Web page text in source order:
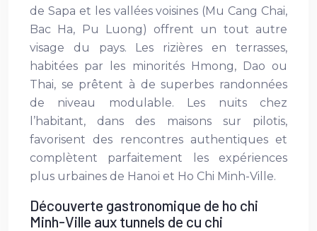
de Sapa et les vallées voisines (Mu Cang Chai,
Bac Ha, Pu Luong) offrent un tout autre
visage du pays. Les rizières en terrasses,
habitées par les minorités Hmong, Dao ou
Thai, se prêtent à de superbes randonnées
de niveau modulable. Les nuits chez
l’habitant, dans des maisons sur pilotis,
favorisent des rencontres authentiques et
complètent parfaitement les expériences
plus urbaines de Hanoi et Ho Chi Minh-Ville.
Découverte gastronomique de ho chi
Minh-Ville aux tunnels de cu chi